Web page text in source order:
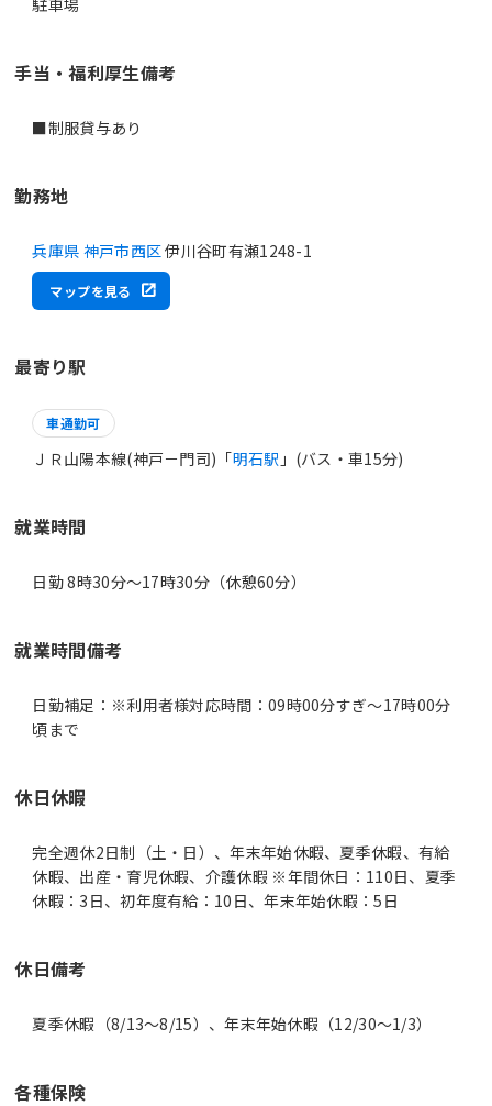
手当・福利厚生備考
■制服貸与あり
勤務地
兵庫県 神戸市西区伊川谷町有瀬1248-1
マップを見る
最寄り駅
車通勤可
ＪＲ山陽本線(神戸－門司)「明石駅 」(バス・車15分)
就業時間
日勤 8時30分〜17時30分（休憩60分）
就業時間備考
日勤補足：※利用者様対応時間：09時00分すぎ～17時00分
休日休暇
完全週休2日制（土・日）、年末年始休暇、夏季休暇、有給
休暇、出産・育児休暇、介護休暇 ※年間休日：110日、夏季
休暇：3日、初年度有給：10日、年末年始休暇：5日
休日備考
夏季休暇（8/13～8/15）、年末年始休暇（12/30～1/3）
各種保険